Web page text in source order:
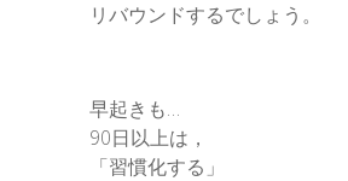
リバウンドするでしょう。
早起きも…
90日以上は，
「習慣化する」